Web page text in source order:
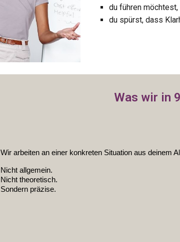
du führen
du spürst, dass
Was wir in
Wir arbeiten an einer konkreten Situation aus deinem
Nicht allgemein.
Nicht theoretisch.
Sondern präzise.